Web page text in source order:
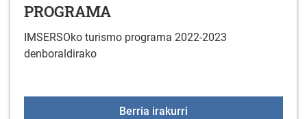
PROGRAMA
IMSERSOko turismo programa 2022-2023
denboraldirako
Berria irakurri